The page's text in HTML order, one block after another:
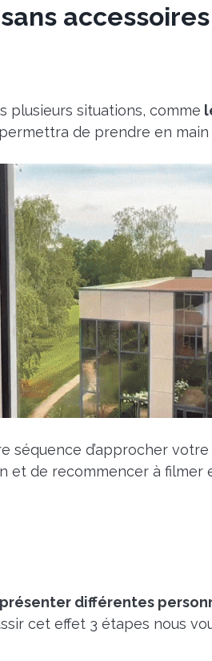
sans accessoires
plusieurs situations, comme
de prendre en
séquence d’approcher
et de recommencer à filmer
différentes
cet effet 3 étapes nous